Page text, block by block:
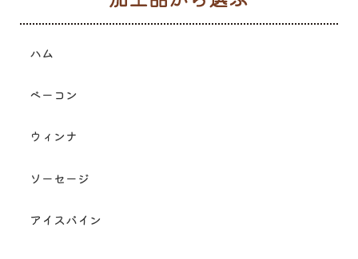
ハム
ベーコン
ウィンナ
ソーセージ
アイスバイン